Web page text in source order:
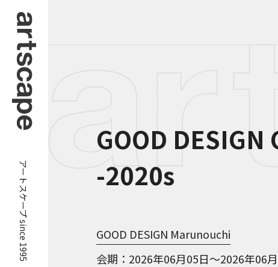
アートスケープ since 1995
GOOD DESIGN
-2020s
GOOD DESIGN Marunouchi
会期
2026年06月05日～2026年06